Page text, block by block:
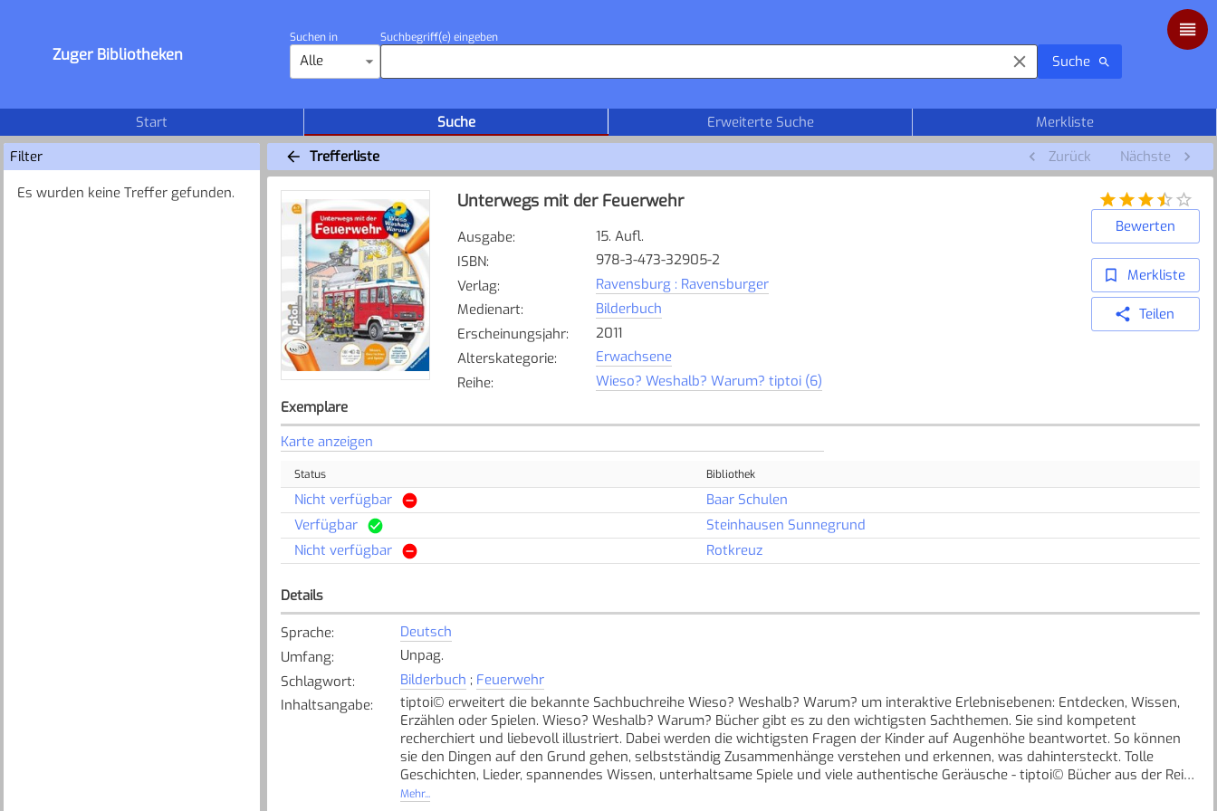
Zuger Bibliotheken
Suchen in
Alle
Suchbegriff(e) eingeben
Suche
Start Suche Erweiterte Suche
Merkliste
Filter
Es wurden keine Treffer gefunden.
Trefferliste Zurück Nächste
Unterwegs mit der Feuerwehr
Ausgabe:
15. Aufl.
ISBN:
978-3-473-32905-2
Verlag:
Ravensburg : Ravensburger
Medienart:
Bilderbuch
Erscheinungsjahr:
2011
Alterskategorie:
Erwachsene
Reihe: Wieso? Weshalb? Warum? tiptoi (6)
Bewerten
Merkliste
Teilen
Exemplare
Karte anzeigen
Status Bibliothek
Nicht verfügbar
Baar Schulen
Verfügbar
Steinhausen Sunnegrund
Nicht verfügbar
Rotkreuz
Details
Sprache:
Deutsch
Umfang:
Unpag.
Schlagwort: Bilderbuch ; Feuerwehr
Inhaltsangabe:
tiptoi© erweitert die bekannte Sachbuchreihe Wieso? Weshalb? Warum? um interaktive Erlebnisebenen: Entdecken, Wissen,
Erzählen oder Spielen. Wieso? Weshalb? Warum? Bücher gibt es zu den wichtigsten Sachthemen. Sie sind kompetent
recherchiert und liebevoll illustriert. Dabei werden die wichtigsten Fragen der Kinder auf Augenhöhe beantwortet. So können
sie den Dingen auf den Grund gehen, selbstständig Zusammenhänge verstehen und erkennen, was dahintersteckt. Tolle
Geschichten, Lieder, spannendes Wissen, unterhaltsame Spiele und viele authentische Geräusche - tiptoi© Bücher aus der Reihe
Wieso? Weshalb? Warum? stecken voller Spass und Überraschungen und sind die ideale Kombination aus Sachwissen und
Mehr...